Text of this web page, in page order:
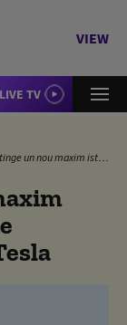
VIEW
LIVE TV
istoric după semnalul de încredere transmis de Tesla